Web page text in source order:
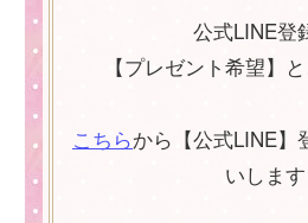
公式LINE登
【プレゼント希望】
こちらから【公式LINE】
いします